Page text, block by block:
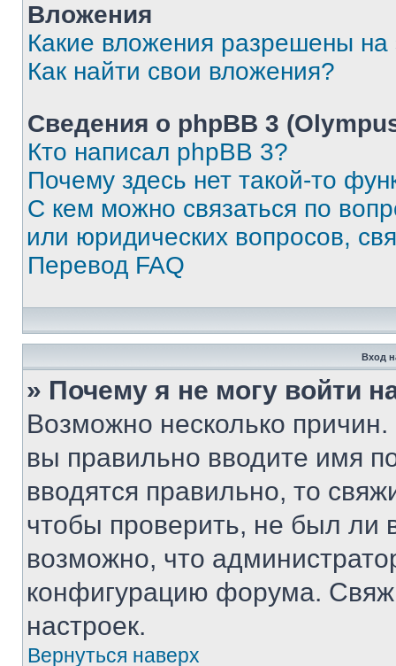
Вложения
Какие вложения разрешены
Как найти свои вложения?
Сведения о phpBB 3
Кто написал phpBB 3?
Почему здесь нет такой-то
С кем можно связаться по
или юридических вопросов,
Перевод FAQ
Вход
» Почему я не могу войти
Возможно несколько
вы правильно вводите имя
вводятся правильно, то
чтобы проверить, не был ли
возможно, что
конфигурацию форума.
настроек.
Вернуться наверх